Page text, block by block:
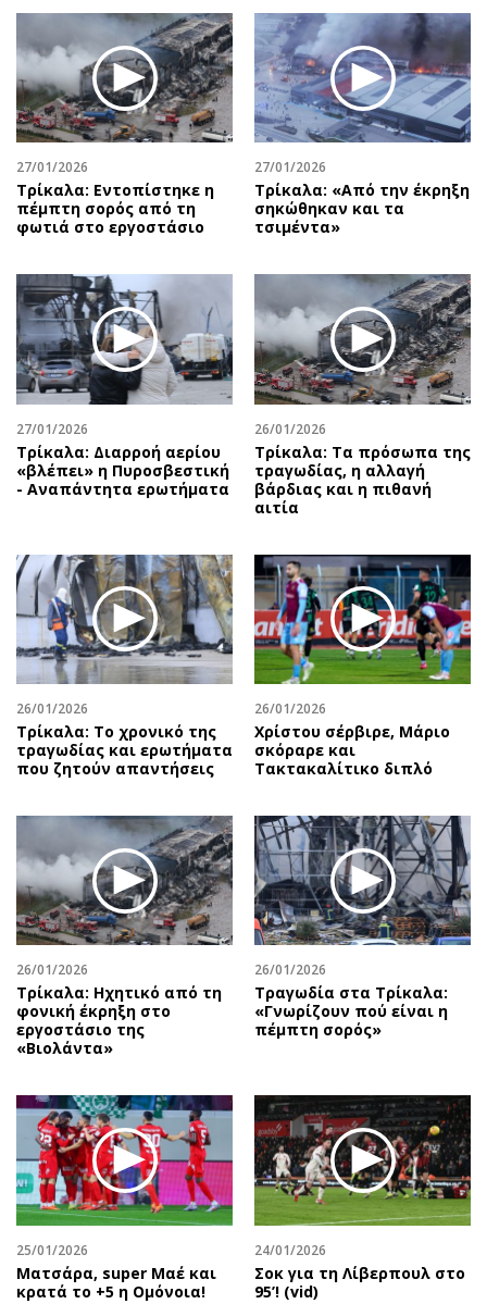
27/01/2026
Τρίκαλα: Εντοπίστηκε η
πέμπτη σορός από τη
φωτιά στο εργοστάσιο
27/01/2026
Τρίκαλα: «Από την έκρηξη
σηκώθηκαν και τα
τσιμέντα»
27/01/2026
Τρίκαλα: Διαρροή αερίου
«βλέπει» η Πυροσβεστική
- Αναπάντητα ερωτήματα
26/01/2026
Τρίκαλα: Τα πρόσωπα της
τραγωδίας, η αλλαγή
βάρδιας και η πιθανή
αιτία
26/01/2026
Τρίκαλα: Το χρονικό της
τραγωδίας και ερωτήματα
που ζητούν απαντήσεις
26/01/2026
Χρίστου σέρβιρε, Μάριο
σκόραρε και
Τακτακαλίτικο διπλό
26/01/2026
Τρίκαλα: Ηχητικό από τη
φονική έκρηξη στο
εργοστάσιο της
«Βιολάντα»
26/01/2026
Τραγωδία στα Τρίκαλα:
«Γνωρίζουν πού είναι η
πέμπτη σορός»
25/01/2026
Mατσάρα, super Μαέ και
κρατά το +5 η Ομόνοια!
24/01/2026
Σοκ για τη Λίβερπουλ στο
95’! (vid)